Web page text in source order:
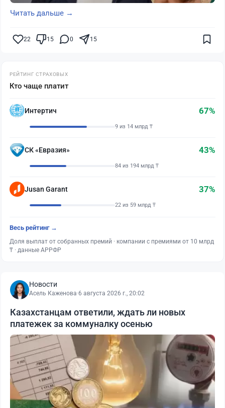
Читать дальше →
22 15 0 15
РЕЙТИНГ СТРАХОВЫХ
Кто чаще платит
Интертич 67%
9 из 14 млрд ₸
СК «Евразия» 43%
84 из 194 млрд ₸
Jusan Garant 37%
22 из 59 млрд ₸
Весь рейтинг →
Доля выплат от собранных премий · компании с премиями от 10 млрд
₸ · данные АРРФР
Новости
Асель Каженова·6 августа 2026 г., 20:02
Казахстанцам ответили, ждать ли новых
платежек за коммуналку осенью